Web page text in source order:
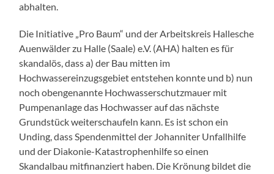
abhalten.
Die Initiative „Pro Baum“ und der Arbeitskreis Hallesche
Auenwälder zu Halle (Saale) e.V. (AHA) halten es für
skandalös, dass a) der Bau mitten im
Hochwassereinzugsgebiet entstehen konnte und b) nun
noch obengenannte Hochwasserschutzmauer mit
Pumpenanlage das Hochwasser auf das nächste
Grundstück weiterschaufeln kann. Es ist schon ein
Unding, dass Spendenmittel der Johanniter Unfallhilfe
und der Diakonie-Katastrophenhilfe so einen
Skandalbau mitfinanziert haben. Die Krönung bildet die